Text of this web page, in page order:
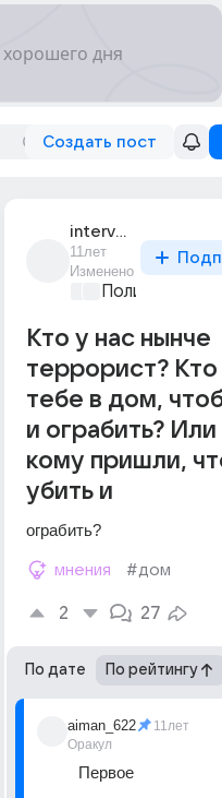
Создать пост
interventsiia
11лет
Изменено
Кто у нас нынче
террорист?
тебе в дом,
и ограбить? Или
кому пришли,
убить и
ограбить?
мнения #дом
2 27
По дате По рейтингу
aiman_622
Оракул
11лет
Первое